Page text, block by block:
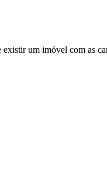
um imóvel com as